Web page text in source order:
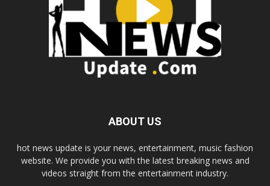
ABOUT US
hot news update is your news, entertainment, music fashion
website. We provide you with the latest breaking news and
videos straight from the entertainment industry.